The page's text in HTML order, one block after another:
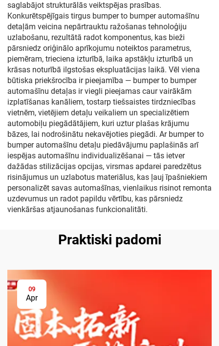
saglabājot strukturālās veiktspējas prasības.
Konkurētspējīgais tirgus bumper to bumper automašīnu
detaļām veicina nepārtrauktu ražošanas tehnoloģiju
uzlabošanu, rezultātā radot komponentus, kas bieži
pārsniedz oriģinālo aprīkojumu noteiktos parametrus,
piemēram, trieciena izturībā, laika apstākļu izturībā un
krāsas noturībā ilgstošas ekspluatācijas laikā. Vēl viena
būtiska priekšrocība ir pieejamība — bumper to bumper
automašīnu detaļas ir viegli pieejamas caur vairākām
izplatīšanas kanāliem, tostarp tiešsaistes tirdzniecības
vietnēm, vietējiem detaļu veikaliem un specializētiem
automobiļu piegādātājiem, kuri uztur plašas krājumu
bāzes, lai nodrošinātu nekavējoties piegādi. Ar bumper to
bumper automašīnu detaļu piedāvājumu paplašinās arī
iespējas automašīnu individualizēšanai — tās ietver
dažādas stilizācijas opcijas, virsmas apdarei paredzētus
risinājumus un uzlabotus materiālus, kas ļauj īpašniekiem
personalizēt savas automašīnas, vienlaikus risinot remonta
uzdevumus un radot papildu vērtību, kas pārsniedz
vienkāršas atjaunošanas funkcionalitāti.
Praktiski padomi
09
Apr